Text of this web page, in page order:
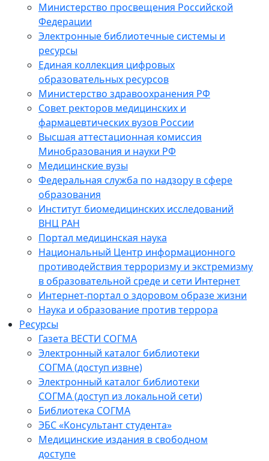
Министерство просвещения Российской
Федерации
Электронные библиотечные системы и
ресурсы
Единая коллекция цифровых
образовательных ресурсов
Министерство здравоохранения РФ
Совет ректоров медицинских и
фармацевтических вузов России
Высшая аттестационная комиссия
Минобразования и науки РФ
Медицинские вузы
Федеральная служба по надзору в сфере
образования
Институт биомедицинских исследований
ВНЦ РАН
Портал медицинская наука
Национальный Центр информационного
противодействия терроризму и экстремизму
в образовательной среде и сети Интернет
Интернет-портал о здоровом образе жизни
Наука и образование против террора
Ресурсы
Газета ВЕСТИ СОГМА
Электронный каталог библиотеки
СОГМА (доступ извне)
Электронный каталог библиотеки
СОГМА (доступ из локальной сети)
Библиотека СОГМА
ЭБС «Консультант студента»
Медицинские издания в свободном
доступе